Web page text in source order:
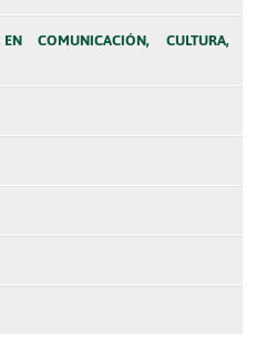
COMUNICACIÓN, CULTURA,